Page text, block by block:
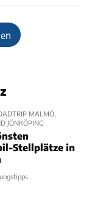
MALMÖ,
JÖNKÖPING
Stellplätze in